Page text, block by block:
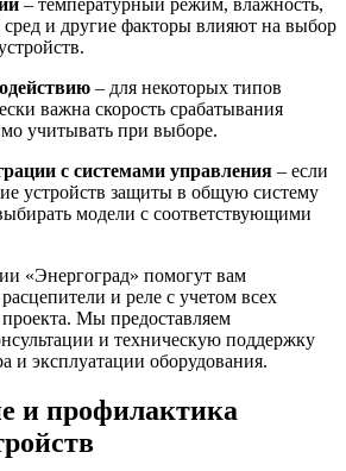
и другие факторы влияют на выбор
– для некоторых типов
важна скорость срабатывания
учитывать при выборе.
с системами управления – если
устройств защиты в общую систему
модели с соответствующими
«Энергоград» помогут вам
и реле с учетом всех
Мы предоставляем
и техническую поддержку
и эксплуатации оборудования.
и профилактика